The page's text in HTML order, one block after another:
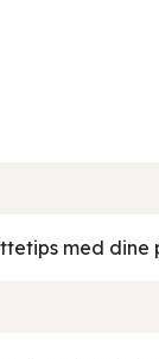
med dine